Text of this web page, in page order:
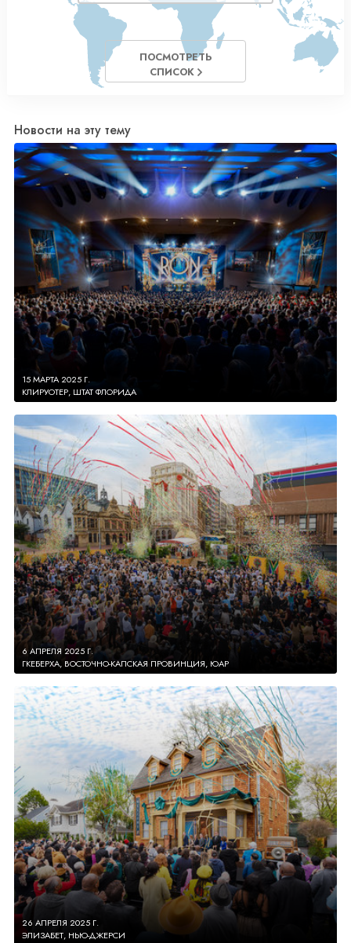
ПОСМОТРЕТЬ
СПИСОК
Новости на эту тему
15 МАРТА 2025 Г.
КЛИРУОТЕР, ШТАТ ФЛОРИДА
6 АПРЕЛЯ 2025 Г.
ГКЕБЕРХА, ВОСТОЧНО-КАПСКАЯ ПРОВИНЦИЯ, ЮАР
26 АПРЕЛЯ 2025 Г.
ЭЛИЗАБЕТ, НЬЮ-ДЖЕРСИ